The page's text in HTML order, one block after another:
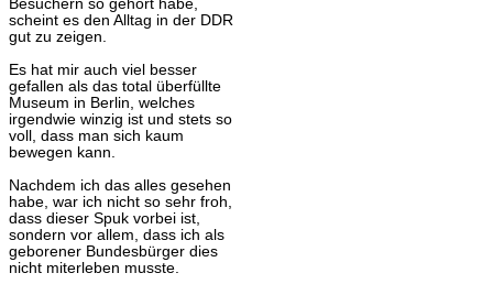
Besuchern so gehört habe,
scheint es den Alltag in der DDR
gut zu zeigen.
Es hat mir auch viel besser
gefallen als das total überfüllte
Museum in Berlin, welches
irgendwie winzig ist und stets so
voll, dass man sich kaum
bewegen kann.
Nachdem ich das alles gesehen
habe, war ich nicht so sehr froh,
dass dieser Spuk vorbei ist,
sondern vor allem, dass ich als
geborener Bundesbürger dies
nicht miterleben musste.